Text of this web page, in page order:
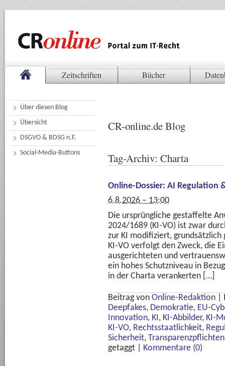
Zeitschriften Bücher
Über diesen Blog
Übersicht
DSGVO & BDSG n.F.
Social-Media-Buttons
CR-online.de Blog
Tag-Archiv: Charta
Online-Dossier: AI Regulation
6.8.2026 – 13:00
Die ursprüngliche gestaffelte
2024/1689 (KI-VO) ist zwar
zur KI modifiziert, grundsätzlich
KI-VO verfolgt den Zweck, die
ausgerichteten und
ein hohes Schutzniveau in
in der Charta verankerten […]
Beitrag von Online-Redaktion
Deepfakes, Demokratie, EU-
Innovation, KI, KI-Abbilder, KI-
KI-VO, Rechtsstaatlichkeit,
Sicherheit, Transparenzpflichten
getaggt
Kommentare (0)